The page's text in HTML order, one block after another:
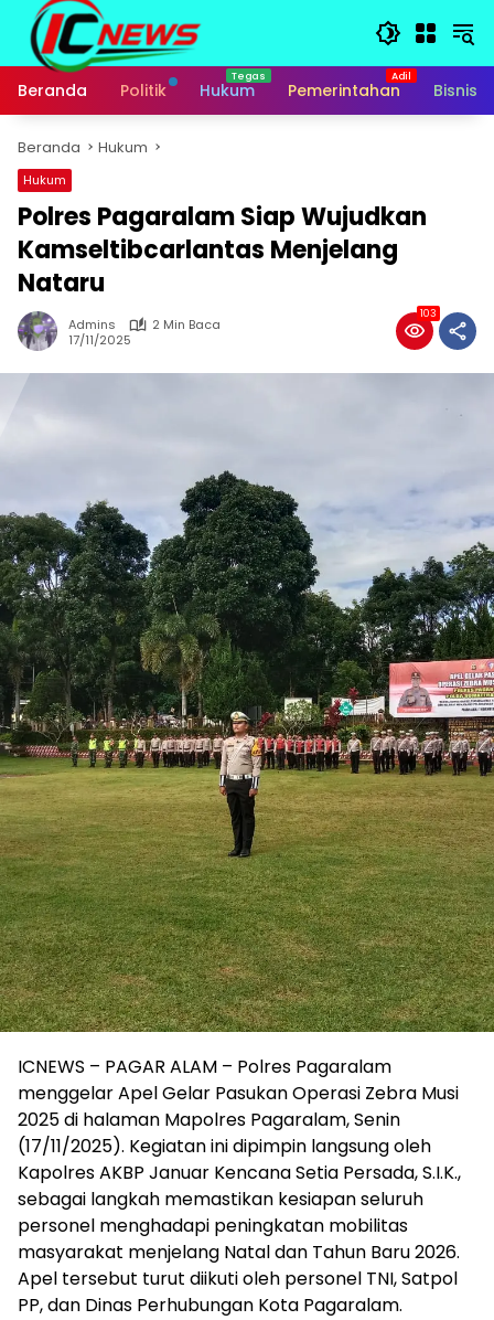
Langsung
konten
Beranda
Politik Hukum Pemerintahan Bisnis
Beranda Hukum
Hukum
Polres Pagaralam Siap Wujudkan
Kamseltibcarlantas Menjelang
Nataru
Admins
2 Min Baca
17/11/2025
103
ICNEWS – PAGAR ALAM – Polres Pagaralam
menggelar Apel Gelar Pasukan Operasi Zebra Musi
2025 di halaman Mapolres Pagaralam, Senin
(17/11/2025). Kegiatan ini dipimpin langsung oleh
Kapolres AKBP Januar Kencana Setia Persada, S.I.K.,
sebagai langkah memastikan kesiapan seluruh
personel menghadapi peningkatan mobilitas
masyarakat menjelang Natal dan Tahun Baru 2026.
Apel tersebut turut diikuti oleh personel TNI, Satpol
PP, dan Dinas Perhubungan Kota Pagaralam.